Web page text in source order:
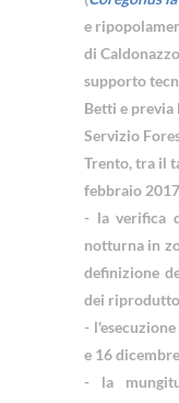
e
di
supporto
Betti e
Servizio
Trento, tra il
febbraio
- la verifica
notturna in
definizione
dei
-
e 16
- la